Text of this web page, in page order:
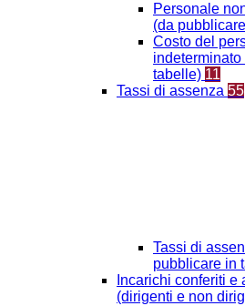
Personale
(da
Costo del
tabelle) 11
Tassi di assenza 55
Tassi di
pubblicare in
Incarichi conferiti
(dirigenti e non